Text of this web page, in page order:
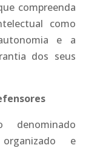
compreenda
como
e a
dos seus
e